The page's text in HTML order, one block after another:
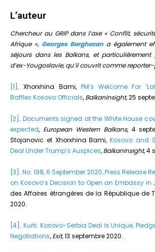
L’auteur
Chercheur au GRIP dans l’axe « Conflit,
Afrique », Georges Berghezana également
séjours dans les Balkans, et
d’ex-Yougoslavie, qu’il couvrit comme
[1] . Xhorxhina Bami, PM’s Welcome For
Baffles Kosovo Officials, BalkanInsight, 25
[2] . Documents signed at the White House
expected, European Western Balkans, 4
Stojanovic et Xhorxhina Bami, Kosovo and
Deal Under Trump’s Auspices, BalkanInsight, 4
[3] . No: 198, 6 September 2020, Press Release
on Kosovo’s Decision to Open an Embassy in
des Affaires étrangères de la République de
2020.
[4] . Kurti: Kosovo-Serbia Deal Is Unique,
Negotiations, Exit, 13 septembre 2020.